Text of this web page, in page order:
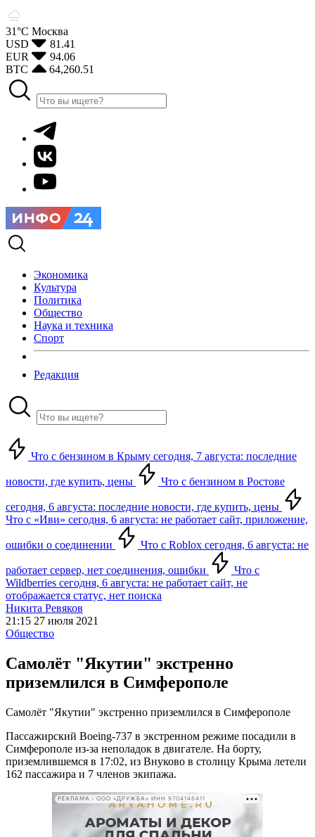
31°С Москва
USD
81.41
EUR
94.06
BTC
64,260.51
Экономика
Культура
Политика
Общество
Наука и техника
Спорт
Редакция
Что с бензином в Крыму сегодня, 7 августа: последние
новости, где купить, цены Что с бензином в Ростове
сегодня, 6 августа: последние новости, где купить, цены
Что с «Иви» сегодня, 6 августа: не работает сайт, приложение,
ошибки о соединении Что с Roblox сегодня, 6 августа: не
работает сервер, нет соединения, ошибки
Что с
Wildberries сегодня, 6 августа: не работает сайт, не
отображается статус, нет поиска
Никита Ревяков
21:15 27 июля 2021
Общество
Самолёт "Якутии" экстренно
приземлился в Симферополе
Самолёт "Якутии" экстренно приземлился в Симферополе
Пассажирский Boeing-737 в экстренном режиме посадили в
Симферополе из-за неполадок в двигателе. На борту,
приземлившемся в 17:02, из Внуково в столицу Крыма летели
162 пассажира и 7 членов экипажа.
РЕКЛАМА • ООО «ДРУЖБА» ИНН 9704146411